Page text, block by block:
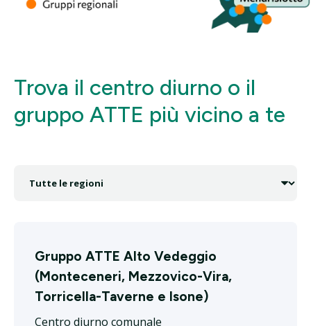
Trova il centro diurno o il
gruppo ATTE più vicino a te
Gruppo ATTE Alto Vedeggio
(Monteceneri, Mezzovico-Vira,
Torricella-Taverne e Isone)
Centro diurno comunale